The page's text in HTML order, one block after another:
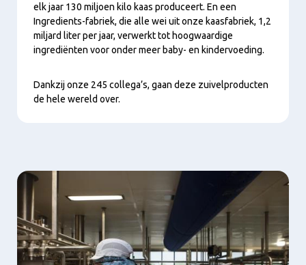
elk jaar 130 miljoen kilo kaas produceert. En een
Ingredients-fabriek, die alle wei uit onze kaasfabriek, 1,2
miljard liter per jaar, verwerkt tot hoogwaardige
ingrediënten voor onder meer baby- en kindervoeding.
Dankzij onze 245 collega’s, gaan deze zuivelproducten
de hele wereld over.